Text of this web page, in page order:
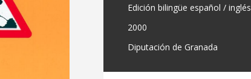
Edición bilingüe español / inglés
2000
Diputación de Granada